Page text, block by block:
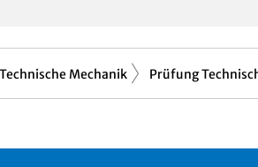
Technische Mechanik Prüfung